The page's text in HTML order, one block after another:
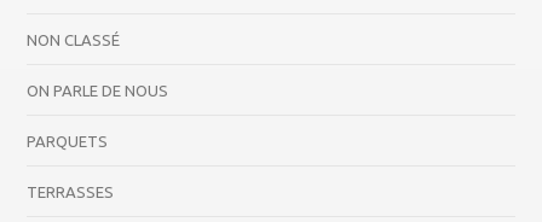
NON CLASSÉ
ON PARLE DE NOUS
PARQUETS
TERRASSES